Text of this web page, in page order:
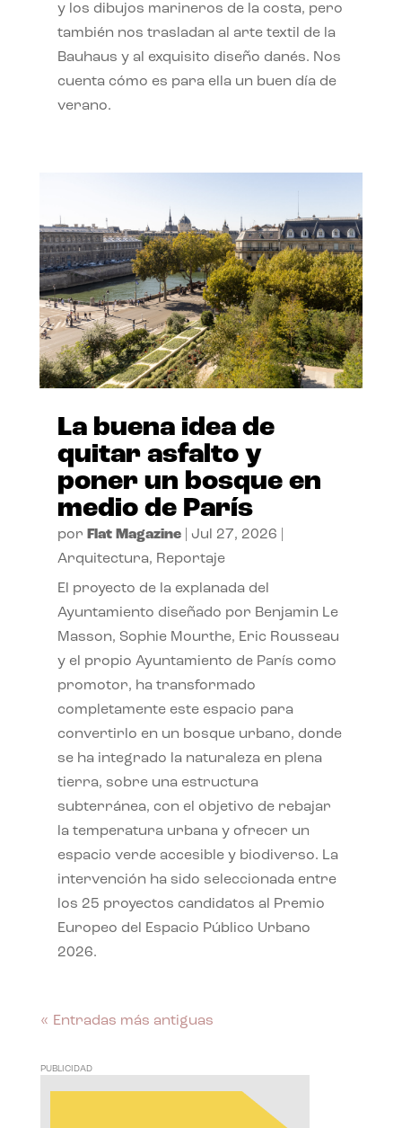
y los dibujos marineros de la costa, pero
también nos trasladan al arte textil de la
Bauhaus y al exquisito diseño danés. Nos
cuenta cómo es para ella un buen día de
verano.
La buena idea de
quitar asfalto y
poner un bosque en
medio de París
por Flat Magazine| Jul 27, 2026
Arquitectura, Reportaje
El proyecto de la explanada del
Ayuntamiento diseñado por Benjamin Le
Masson, Sophie Mourthe, Eric Rousseau
y el propio Ayuntamiento de París como
promotor, ha transformado
completamente este espacio para
convertirlo en un bosque urbano, donde
se ha integrado la naturaleza en plena
tierra, sobre una estructura
subterránea, con el objetivo de rebajar
la temperatura urbana y ofrecer un
espacio verde accesible y biodiverso. La
intervención ha sido seleccionada entre
los 25 proyectos candidatos al Premio
Europeo del Espacio Público Urbano
2026.
« Entradas más antiguas
PUBLICIDAD